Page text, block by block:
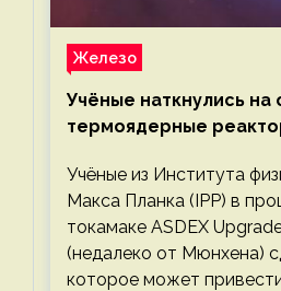
Железо
Учёные наткнулись на
термоядерные
Учёные из Института
Макса Планка (IPP) в
токамаке ASDEX
(недалеко от Мюнхена)
которое может